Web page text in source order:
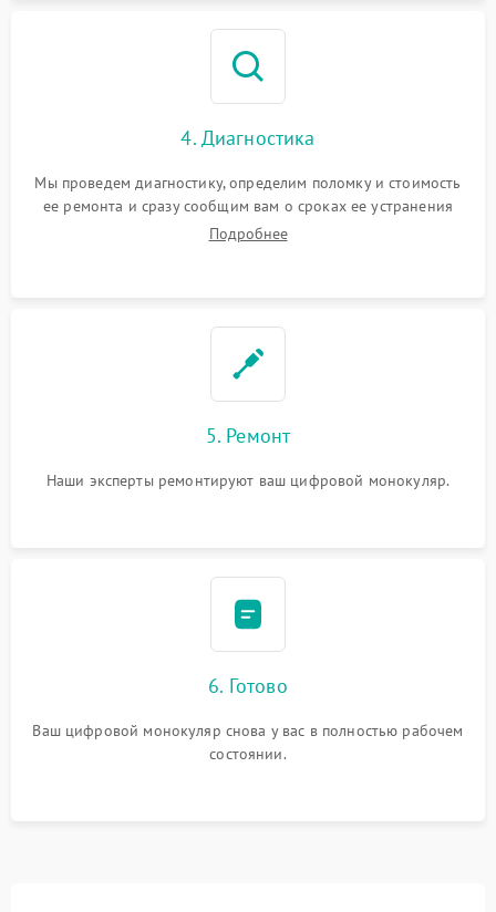
4. Диагностика
Мы проведем диагностику, определим поломку и стоимость
ее ремонта и сразу сообщим вам о сроках ее устранения
Подробнее
5. Ремонт
Наши эксперты ремонтируют ваш цифровой монокуляр.
6. Готово
Ваш цифровой монокуляр снова у вас в полностью рабочем
состоянии.